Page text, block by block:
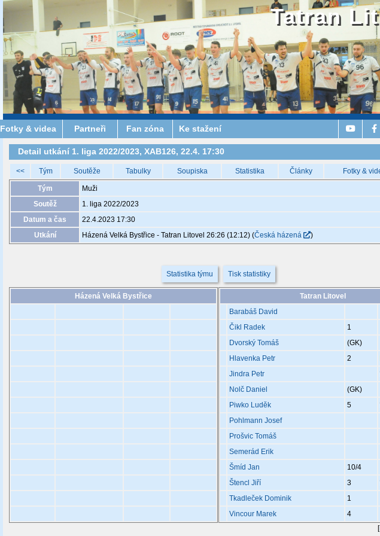
Tatran
Fotky & videa Partneři Fan zóna Ke stažení
Detail utkání 1. liga 2022/2023, XAB126, 22.4. 17:30
<< Tým Soutěže Tabulky Soupiska Statistika Články Fotky &
Tým
Muži
Soutěž
1. liga 2022/2023
Datum a čas
22.4.2023 17:30
Utkání
Házená Velká Bystřice - Tatran Litovel 26:26 (12:12)(Česká házená )
Statistika týmu Tisk statistiky
Házená Velká Bystřice
Tatran Litovel
Barabáš David
Čikl Radek
1
Dvorský Tomáš
(GK)
Hlavenka Petr
2
Jindra Petr
Nolč Daniel
(GK)
Piwko Luděk
5
Pohlmann Josef
Prošvic Tomáš
Semerád Erik
Šmíd Jan
10/4
Štencl Jiří
3
Tkadleček Dominik
1
Vincour Marek
4
[